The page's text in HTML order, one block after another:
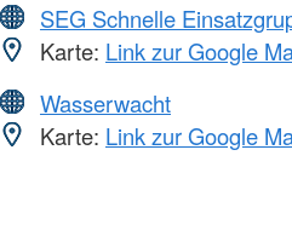
SEG Schnelle
Karte: Link zur Google
Wasserwacht
Karte: Link zur Google